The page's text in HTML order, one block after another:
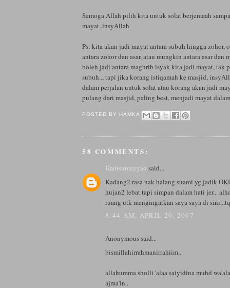
Semoga Allah pilih kita untuk solat berjemaah
mayat..insyAllah
Ps: kita akan jadi mayat antara subuh hingga zohor,
antara zohor dan asar, atau mungkin antara asar dan
boleh jadi antara maghrib isyak kita jadi mayat, tak
subuh.., tapi jika korang istiqamah ke masjid,
dalam perjalan untuk solat atau korang akan jadi
pulang dari masjid, paling best, menjadi mayat
POSTED BY HAMKA
58 COMMENTS:
Hanisumayyah said...
Kadang2 rasa nak halang suami yg jadik
hujan2 lebat tapi simpan dalam hati jer...
ruang utk mengingatkan saya saya di sini...tq
8:44 AM, APRIL 20, 2007
Anonymous said...
bismillahirrahmanirrahiim..
allahumma sholli 'alaa saiyidina muhd
ajma'in..